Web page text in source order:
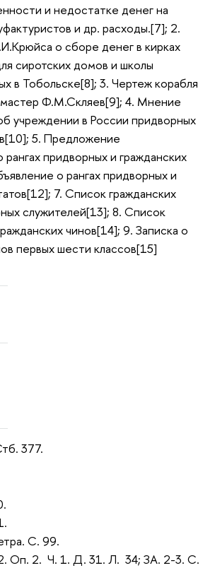
и недостатке денег на
и др. расходы.[7]; 2.
о сборе денег в кирках
сиротских домов и школы
в Тобольске[8]; 3. Чертеж корабля
Ф.М.Скляев[9]; 4. Мнение
учреждении в России придворных
5. Предложение
придворных и гражданских
о рангах придворных и
7. Список гражданских
служителей[13]; 8. Список
чинов[14]; 9. Записка о
первых шести классов[15]
377.
С. 99.
Оп. 2. Ч. 1. Д. 31. Л. 34; ЗА. 2-3. С.